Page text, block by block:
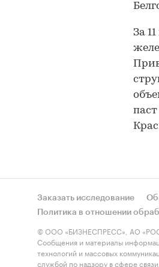
За
Заказать исследование
Политика в отношении
© ООО «БИЗНЕСПРЕСС», АО
Сообщения и материалы
технологий и массовых
службой по надзору в сфере